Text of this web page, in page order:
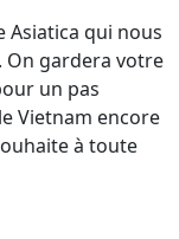
Asiatica qui nous
On gardera votre
un pas
Vietnam encore
à toute